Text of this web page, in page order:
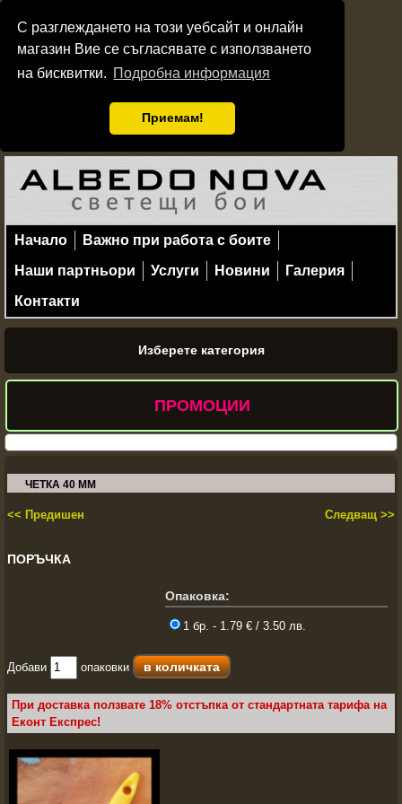
С разглеждането на този уебсайт и онлайн
магазин Вие се съгласявате с използването
на бисквитки. Подробна информация
Приемам!
Начало
Важно при работа с боите
Наши партньори
Услуги Новини
Галерия
Контакти
Изберете категория
ПРОМОЦИИ
ЧЕТКА 40 ММ
<< Предишен Следващ >>
ПОРЪЧКА
Опаковка:
1 бр. - 1.79 € / 3.50 лв.
Добави опаковки
При доставка ползвате 18% отстъпка от стандартната тарифа на
Еконт Експрес!